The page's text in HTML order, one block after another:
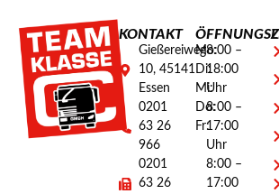
KONTAKT
Gießereiweg
10, 45141
Essen
0201
63 26
966
0201
63 26
Mo:
Di:
Mi:
Do:
Fr:
8:00 –
18:00
Uhr
8:00 –
17:00
Uhr
8:00 –
17:00